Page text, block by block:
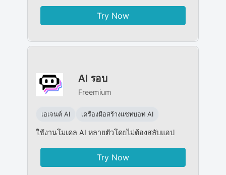
Try Now
AI รอบ
Freemium
เอเจนต์ AI เครื่องมือสร้างแชทบอท AI
ใช้งานโมเดล AI หลายตัวโดยไม่ต้องสลับแอป
Try Now